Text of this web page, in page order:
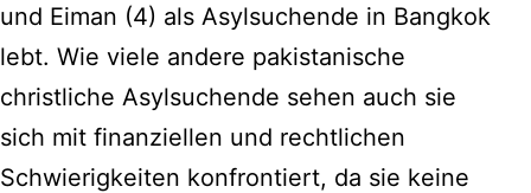
und Eiman (4) als Asylsuchende in Bangkok
lebt. Wie viele andere pakistanische
christliche Asylsuchende sehen auch sie
sich mit finanziellen und rechtlichen
Schwierigkeiten konfrontiert, da sie keine